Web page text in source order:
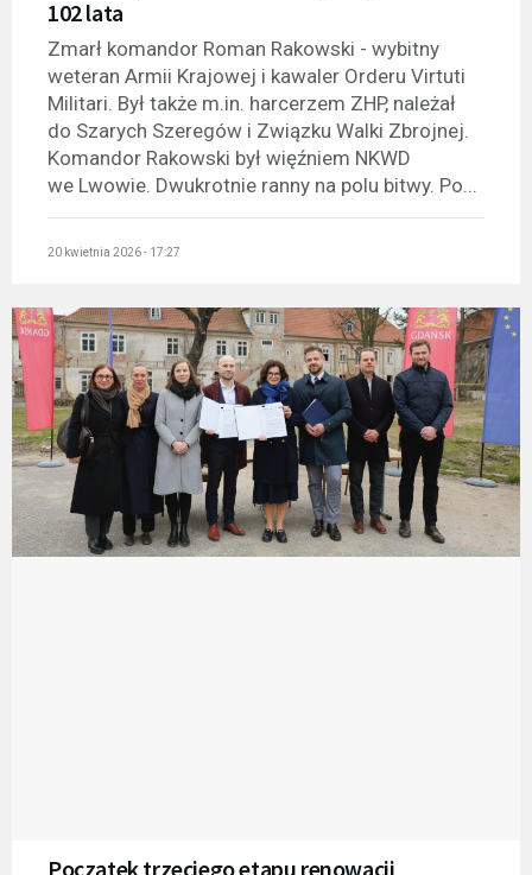
102 lata
Zmarł komandor Roman Rakowski - wybitny
weteran Armii Krajowej i kawaler Orderu Virtuti
Militari. Był także m.in. harcerzem ZHP, należał
do Szarych Szeregów i Związku Walki Zbrojnej.
Komandor Rakowski był więźniem NKWD
we Lwowie. Dwukrotnie ranny na polu bitwy. Po...
20 kwietnia 2026 - 17:27
Początek trzeciego etapu renowacji